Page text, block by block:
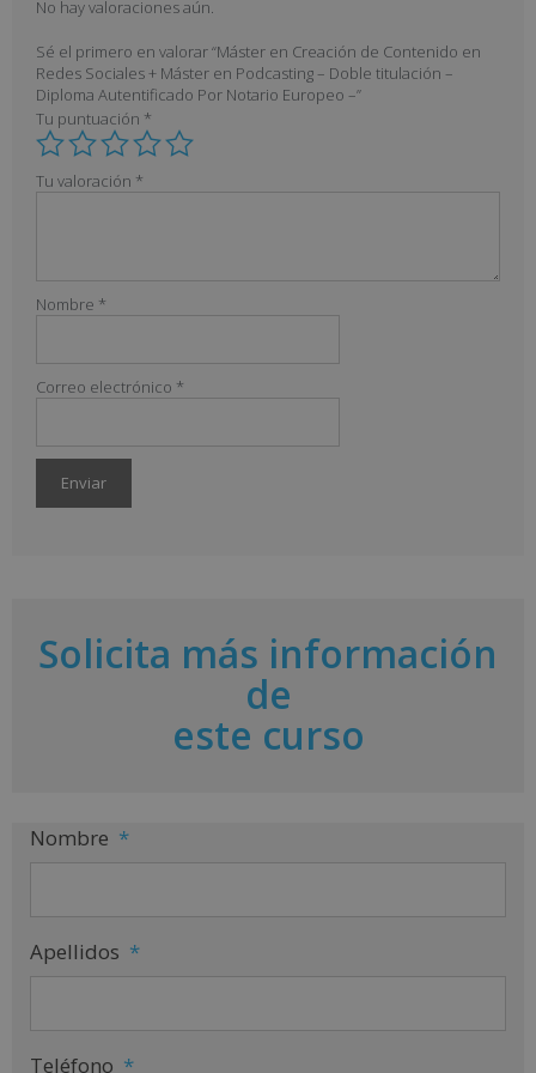
No hay valoraciones aún.
Sé el primero en valorar “Máster en Creación de Contenido en
Redes Sociales + Máster en Podcasting – Doble titulación –
Diploma Autentificado Por Notario Europeo –”
Tu puntuación *
Tu valoración *
Nombre *
Correo electrónico *
n
aSolicita más información
de
este curso
Nombre *
Apellidos *
Teléfono *